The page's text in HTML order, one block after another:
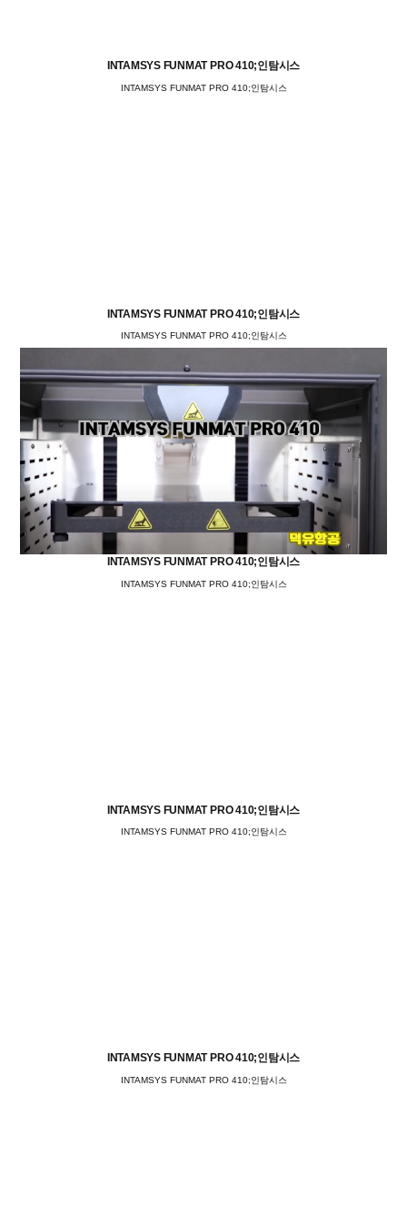
INTAMSYS FUNMAT PRO 410;인탐시스
INTAMSYS FUNMAT PRO 410;인탐시스
INTAMSYS FUNMAT PRO 410;인탐시스
INTAMSYS FUNMAT PRO 410;인탐시스
INTAMSYS FUNMAT PRO 410;인탐시스
INTAMSYS FUNMAT PRO 410;인탐시스
INTAMSYS FUNMAT PRO 410;인탐시스
INTAMSYS FUNMAT PRO 410;인탐시스
INTAMSYS FUNMAT PRO 410;인탐시스
INTAMSYS FUNMAT PRO 410;인탐시스